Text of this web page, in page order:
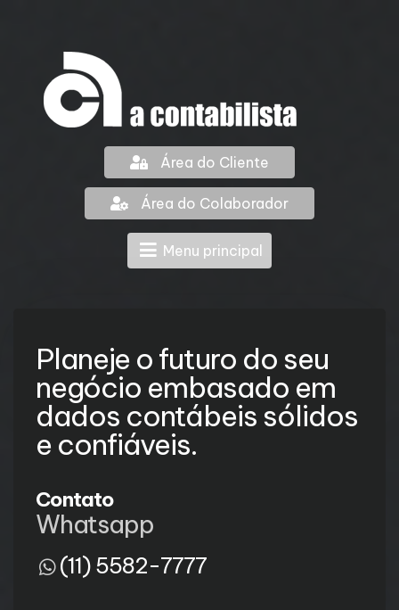
Área do Cliente
Área do Colaborador
Menu principal
Planeje o futuro do seu
negócio embasado em
dados contábeis sólidos
e confiáveis.
Contato
Whatsapp
(11) 5582-7777